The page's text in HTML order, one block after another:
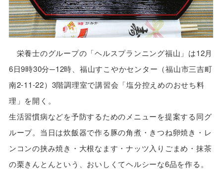
栄養士のグループの「ヘルスプランニング福山」は12月
6日9時30分─12時、福山すこやかセンター（福山市三吉町
南2-11-22）3階調理室で講習会「塩分控えめのおせち料
理」を開く。
生活習慣病などを予防するためのメニューを提案する同グ
ループ。当日は炊飯器で作る豚の角煮・きつね卵焼き・レ
ンコンの挟み焼き・大根なます・ナッツ入りごまめ・抹茶
の栗きんとんという、おいしくてヘルシーな6品を作る。